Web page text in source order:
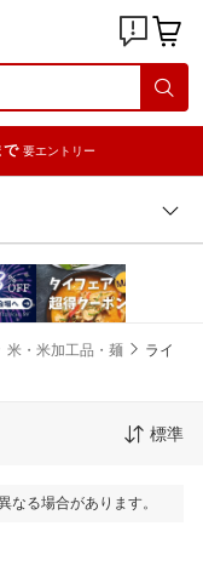
で 要エントリー
米・米加工品・麺
ライ
標準
なる場合があります。